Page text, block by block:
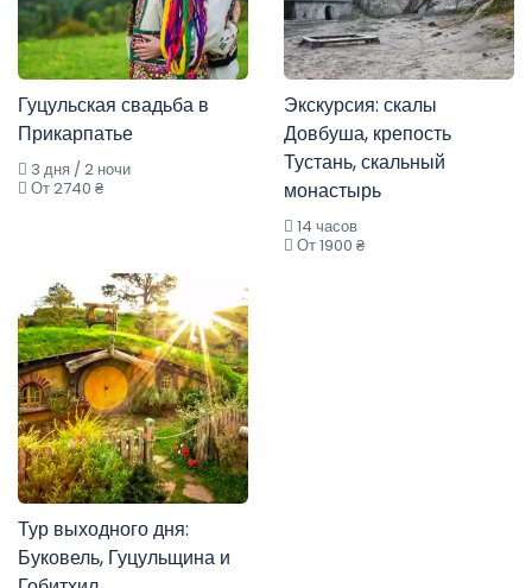
Гуцульская свадьба в
Прикарпатье
3 дня / 2 ночи
От 2740 ₴
Экскурсия: скалы
Довбуша, крепость
Тустань, скальный
монастырь
14 часов
От 1900 ₴
Тур выходного дня:
Буковель, Гуцульщина и